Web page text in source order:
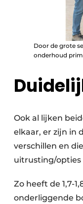
Door de grote
onderhoud
Ook al lijken
elkaar, er zijn in
verschillen en
uitrusting/opties
Zo heeft de 1,7-
onderliggende